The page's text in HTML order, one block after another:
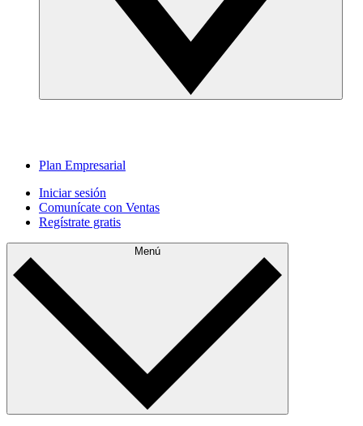
Plan Empresarial
Iniciar sesión
Comunícate con Ventas
Regístrate gratis
Menú